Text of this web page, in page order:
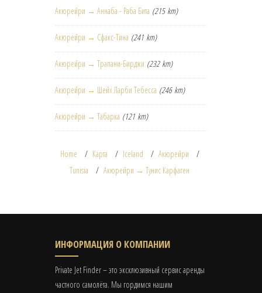
Акюрейри → Аннаба - Раба Бита (215 km)
Акюрейри → Сфакс-Тина (241 km)
Акюрейри → Трапани-Бирджи (232 km)
Акюрейри → Шейх Ларби Тебесса (246 km)
Акюрейри → Табарка (121 km)
Home Карта Iceland
Акюрейри
Tunisia
Акюрейри → Тунис Карфаген
ИНФОРМАЦИЯ О КОМПАНИИ
Private Jet Finder – это эксклюзивный сервис аренды
частного самолёта. Мы гордимся нашим